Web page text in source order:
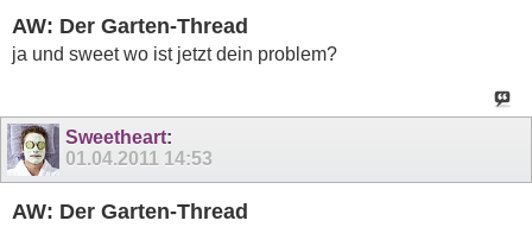
AW: Der Garten-Thread
ja und sweet wo ist jetzt dein problem?
Sweetheart:
01.04.2011 14:53
AW: Der Garten-Thread